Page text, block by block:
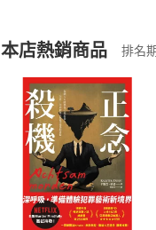
(二)消費者訂購
且已下載/存取電子
退貨方式：您欲取
貨」，本店鋪將依
請注意，樂天市場
挑選商品
Choose
購書後，如何
Step1.選擇
本店熱銷商品 排名